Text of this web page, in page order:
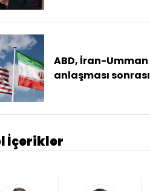
ABD, İran-Umman
anlaşması sonrası
İçerikler